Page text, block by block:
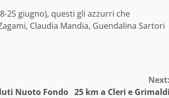
25 giugno), questi gli azzurri che
Claudia Mandia, Guendalina Sartori
Nuoto Fondo 25 km a Cleri e